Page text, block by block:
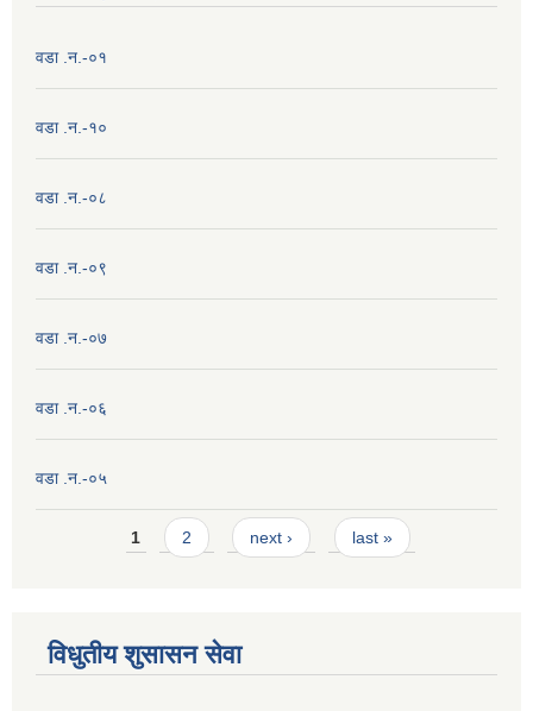
वडा .न.-०१
वडा .न.-१०
वडा .न.-०८
वडा .न.-०९
वडा .न.-०७
वडा .न.-०६
वडा .न.-०५
Pages1 2 next › last »
विधुतीय शुसासन सेवा